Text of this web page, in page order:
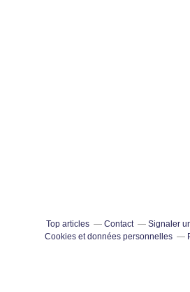
Top articles Contact Signaler
Cookies et données personnelles